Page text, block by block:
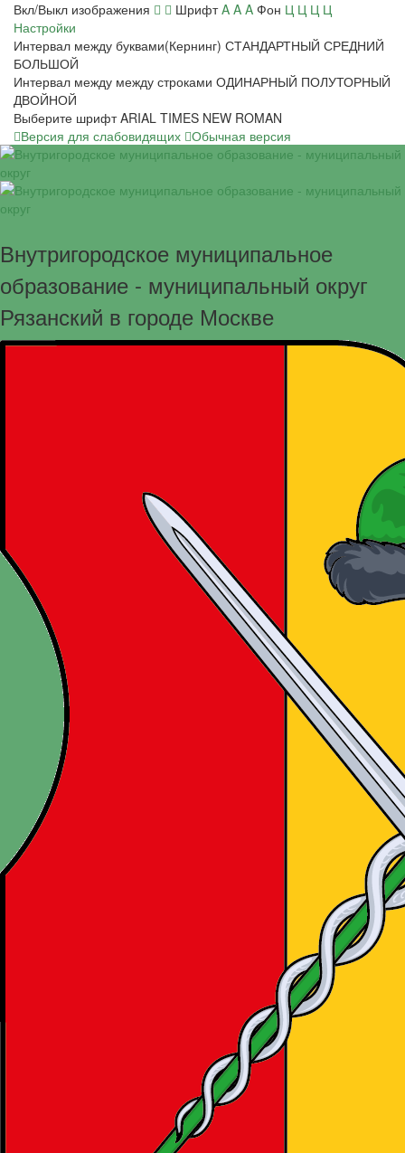
Вкл/Выкл изображения Шрифт A A A Фон Ц Ц Ц Ц
Настройки
Интервал между буквами(Кернинг) СТАНДАРТНЫЙ СРЕДНИЙ
БОЛЬШОЙ
Интервал между между строками ОДИНАРНЫЙ ПОЛУТОРНЫЙ
ДВОЙНОЙ
Выберите шрифтARIAL TIMES NEW ROMAN
Версия для слабовидящих Обычная версия
Внутригородское муниципальное
образование - муниципальный округ
Рязанский в городе Москве